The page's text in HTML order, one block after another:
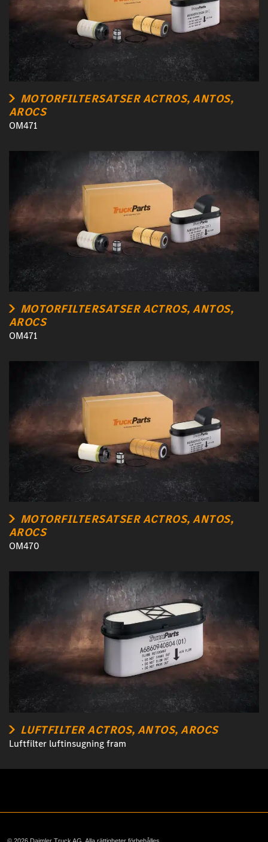
MOTORFILTERSATSER ACTROS, ANTOS,
AROCS
OM471
MOTORFILTERSATSER ACTROS, ANTOS,
AROCS
OM471
MOTORFILTERSATSER ACTROS, ANTOS,
AROCS
OM470
LUFTFILTER ACTROS, ANTOS, AROCS
Luftfilter luftinsugning fram